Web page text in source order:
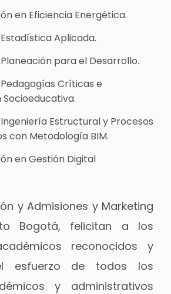
en Eficiencia Energética.
Aplicada.
para el Desarrollo.
Críticas e
Estructural y Procesos
con Metodología BIM.
en Gestión Digital
y Admisiones y Marketing
Bogotá, felicitan a los
reconocidos y
esfuerzo de todos los
y administrativos